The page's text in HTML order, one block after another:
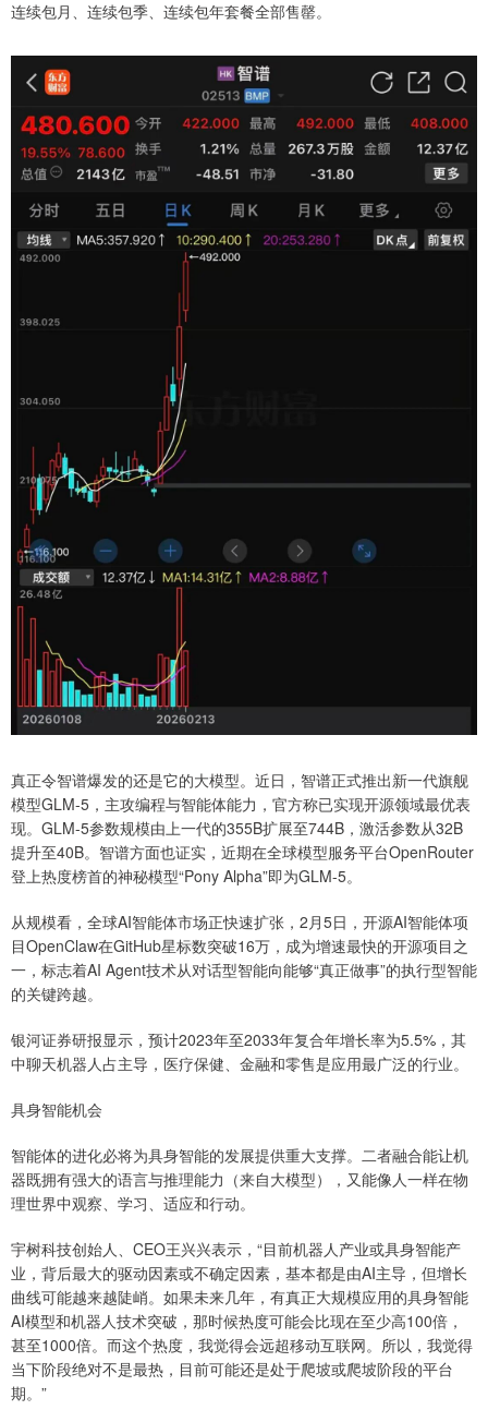
连续包月、连续包季、连续包年套餐全部售罄。
真正令智谱爆发的还是它的大模型。近日，智谱正式推出新一代旗舰
模型GLM-5，主攻编程与智能体能力，官方称已实现开源领域最优表
现。GLM-5参数规模由上一代的355B扩展至744B，激活参数从32B
提升至40B。智谱方面也证实，近期在全球模型服务平台OpenRouter
登上热度榜首的神秘模型“Pony Alpha”即为GLM-5。
从规模看，全球AI智能体市场正快速扩张，2月5日，开源AI智能体项
目OpenClaw在GitHub星标数突破16万，成为增速最快的开源项目之
一，标志着AI Agent技术从对话型智能向能够“真正做事”的执行型智能
的关键跨越。
银河证券研报显示，预计2023年至2033年复合年增长率为5.5%，其
中聊天机器人占主导，医疗保健、金融和零售是应用最广泛的行业。
具身智能机会
智能体的进化必将为具身智能的发展提供重大支撑。二者融合能让机
器既拥有强大的语言与推理能力（来自大模型），又能像人一样在物
理世界中观察、学习、适应和行动。‌
宇树科技创始人、CEO王兴兴表示，“目前机器人产业或具身智能产
业，背后最大的驱动因素或不确定因素，基本都是由AI主导，但增长
曲线可能越来越陡峭。如果未来几年，有真正大规模应用的具身智能
AI模型和机器人技术突破，那时候热度可能会比现在至少高100倍，
甚至1000倍。而这个热度，我觉得会远超移动互联网。所以，我觉得
当下阶段绝对不是最热，目前可能还是处于爬坡或爬坡阶段的平台
期。”